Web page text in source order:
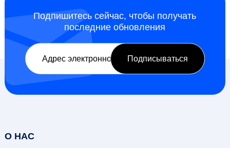
Подпишитесь сейчас, чтобы получать
последние обновления
О НАС